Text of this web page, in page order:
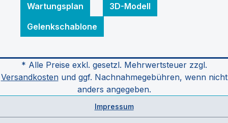
Wartungsplan
3D-Modell
Gelenkschablone
* Alle Preise exkl. gesetzl. Mehrwertsteuer zzgl.
Versandkostenund ggf. Nachnahmegebühren, wenn nicht
anders angegeben.
Impressum